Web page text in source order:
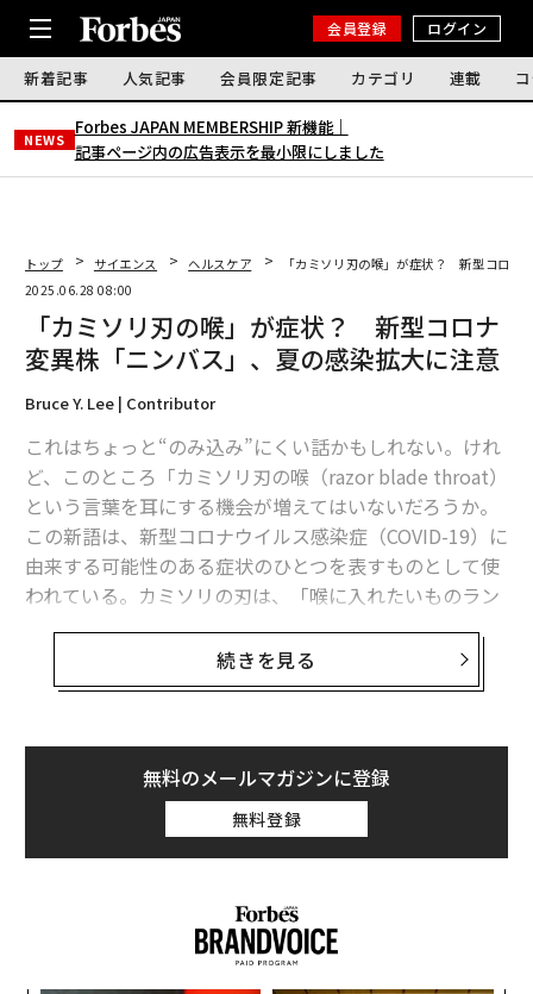
会員登録 ログイン
新着記事 人気記事 会員限定記事 カテゴリ 連載
NEWS
Forbes JAPAN MEMBERSHIP 新機能｜
記事ページ内の広告表示を最小限にしました
トップ サイエンス ヘルスケア
「カミソリ刃の喉」が症状？ 新型コロナ
2025.06.28 08:00
「カミソリ刃の喉」が症状？ 新型コロナ
変異株「ニンバス」、夏の感染拡大に注意
Bruce Y. Lee | Contributor
これはちょっと“のみ込み”にくい話かもしれない。けれ
ど、このところ「カミソリ刃の喉（razor blade throat）
という言葉を耳にする機会が増えてはいないだろうか。
この新語は、新型コロナウイルス感染症（COVID-19）に
由来する可能性のある症状のひとつを表すものとして使
われている。カミソリの刃は、「喉に入れたいものラン
キング」ではピザやホットドッグなどのはるか下位に来
感じるという報告が、非公式ながらますます増加してい
るのだ。そしてこれは、新型コロナウイルス（SARS-Co
V-2）の新たな変異株「NB.1.8.1」の出現・流行と時を同
じくして起こっている。NB.1.8.1は最近、中国で新型コ
ロナの新たな感染拡大を招き、ここへきて米国でも急速
これは、NB.1.8.1がこれまでといくらか違ったタイプの
続きを見る
無料のメールマガジンに登録
無料登録